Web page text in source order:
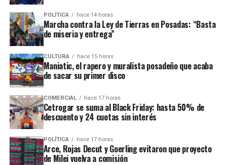
del cargo por acusaciones de
asociación ilícita.
En el listado de hechos recientes figuran un incendio de cabañas
en el complejoTío Colecoa fines de la semana pasada y otro
ataque similar a la funeraria ahora baleada en a fines de marzo.
Todos los episodios son investigados por el personal de la
comisaría local, aunque hasta el momento no se conocieron
mayores novedades.
POLÍTICA hace 14 horas
Marcha contra la Ley de Tierras en Posadas: “Basta
de miseria y entrega”
CULTURA hace 15 horas
Maniatic, el rapero y muralista posadeño que acaba
de sacar su primer disco
COMERCIAL hace 17 horas
Cetrogar se suma al Black Friday: hasta 50% de
descuento y 24 cuotas sin interés
POLÍTICA hace 17 horas
Arce, Rojas Decut y Goerling evitaron que proyecto
de Milei vuelva a comisión